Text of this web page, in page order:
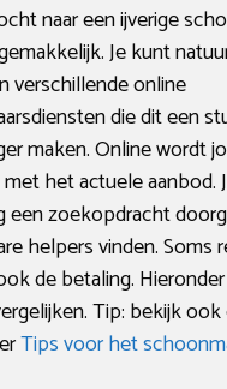
naar een ijverige
Je kunt
verschillende online
die dit een
maken. Online wordt
het actuele aanbod.
een zoekopdracht
helpers vinden. Soms
de betaling.
Tip: bekijk ook
Tips voor het